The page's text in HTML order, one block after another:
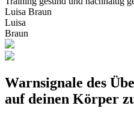
Luisa Braun
Luisa
Braun
Warnsignale des
auf deinen Körper